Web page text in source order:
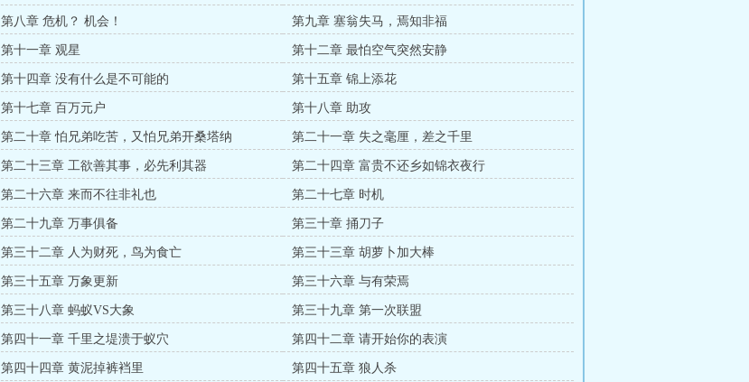
第八章 危机？ 机会！ 第九章 塞翁失马，焉知非福
第十一章 观星 第十二章 最怕空气突然安静
第十四章 没有什么是不可能的 第十五章 锦上添花
第十七章 百万元户 第十八章 助攻
第二十章 怕兄弟吃苦，又怕兄弟开桑塔纳 第二十一章 失之毫厘，差之千里
第二十三章 工欲善其事，必先利其器 第二十四章 富贵不还乡如锦衣夜行
第二十六章 来而不往非礼也 第二十七章 时机
第二十九章 万事俱备 第三十章 捅刀子
第三十二章 人为财死，鸟为食亡 第三十三章 胡萝卜加大棒
第三十五章 万象更新 第三十六章 与有荣焉
第三十八章 蚂蚁VS大象 第三十九章 第一次联盟
第四十一章 千里之堤溃于蚁穴 第四十二章 请开始你的表演
第四十四章 黄泥掉裤裆里 第四十五章 狼人杀